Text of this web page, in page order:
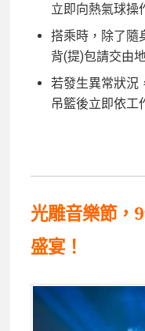
立即向熱氣球操
搭乘時，除了隨
背(提)包請交由
若發生異常狀況
吊籃後立即依工
光雕音樂節，
盛宴！